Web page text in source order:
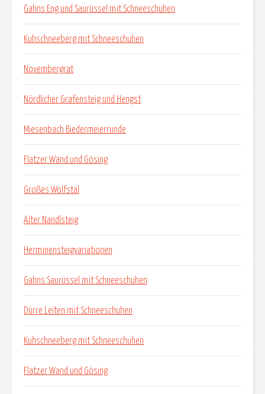
Gahns Eng und Saurüssel mit Schneeschuhen
Kuhschneeberg mit Schneeschuhen
Novembergrat
Nördlicher Grafensteig und Hengst
Miesenbach Biedermeierrunde
Flatzer Wand und Gösing
Großes Wolfstal
Alter Nandlsteig
Herminensteigvariationen
Gahns Saurüssel mit Schneeschuhen
Dürre Leiten mit Schneeschuhen
Kuhschneeberg mit Schneeschuhen
Flatzer Wand und Gösing